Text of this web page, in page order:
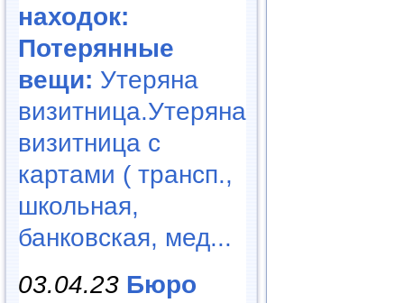
находок:
Потерянные
вещи: Утеряна
визитница.Утеряна
визитница с
картами ( трансп.,
школьная,
банковская, мед...
03.04.23 Бюро